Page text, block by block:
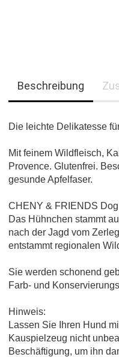
Beschreibung
Die leichte Delikatesse
Mit feinem Wildfleisch,
Provence. Glutenfrei.
gesunde Apfelfaser.
CHENY & FRIENDS
Das Hühnchen stammt
nach der Jagd vom
entstammt regionalen
Sie werden schonend
Farb- und
Hinweis:
Lassen Sie Ihren Hund
Kauspielzeug nicht
Beschäftigung, um ihn